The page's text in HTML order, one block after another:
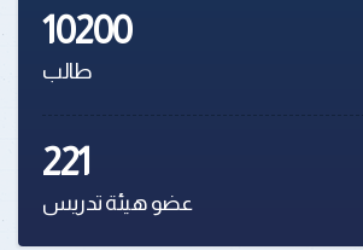
10200
طالب
221
عضو هيئة تدريس